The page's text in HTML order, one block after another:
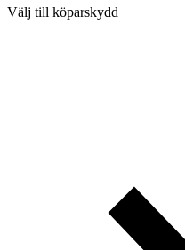
Välj till köparskydd